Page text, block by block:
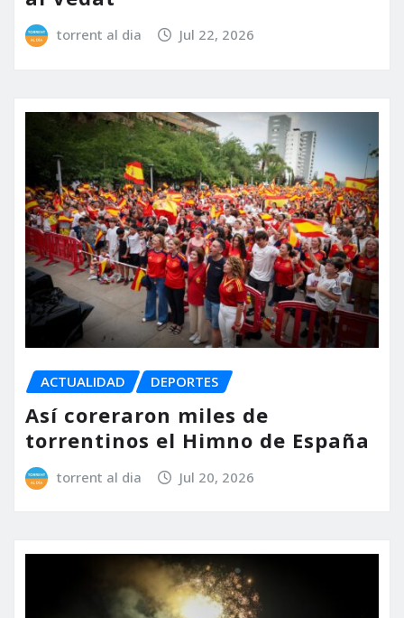
torrent al dia Jul 22, 2026
ACTUALIDAD DEPORTES
Así coreraron miles de
torrentinos el Himno de España
torrent al dia Jul 20, 2026